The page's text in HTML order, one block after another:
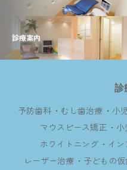
診療案内
診
予防歯科 むし歯治療 小
マウスピース矯正
小
ホワイトニング
イン
レーザー治療
子どもの仮